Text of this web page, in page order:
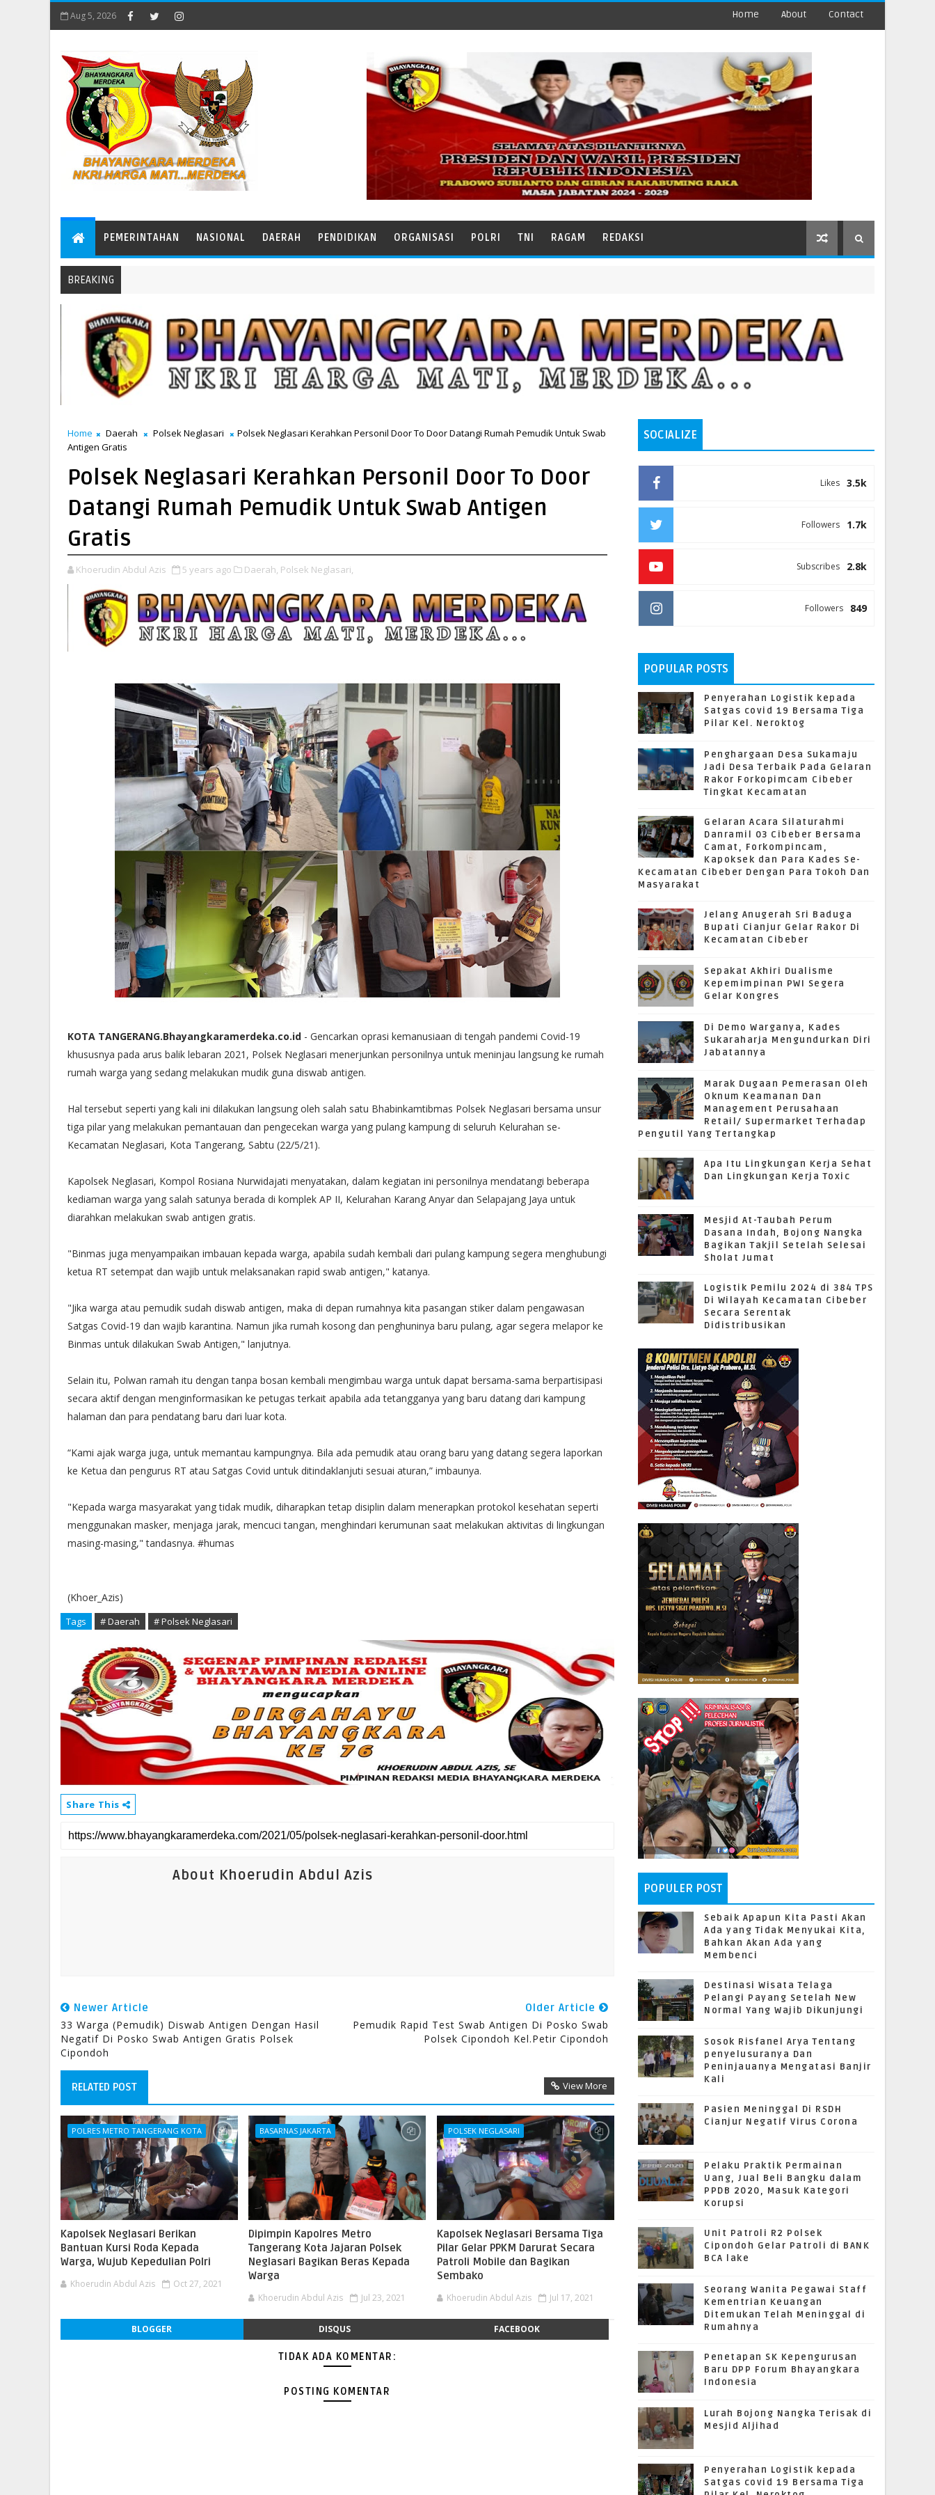
Aug 5, 2026 Home About Contact
PEMERINTAHAN NASIONAL DAERAH PENDIDIKAN ORGANISASI POLRI TNI RAGAM REDAKSI
BREAKING
Home Daerah Polsek Neglasari
Polsek Neglasari Kerahkan Personil Door To Door Datangi Rumah Pemudik Untuk Swab
Antigen Gratis
Polsek Neglasari Kerahkan Personil Door To Door
Datangi Rumah Pemudik Untuk Swab Antigen
Gratis
Khoerudin Abdul Azis 5 years ago Daerah, Polsek Neglasari,
KOTA TANGERANG.Bhayangkaramerdeka.co.id - Gencarkan oprasi kemanusiaan di tengah pandemi Covid-19
khususnya pada arus balik lebaran 2021, Polsek Neglasari menerjunkan personilnya untuk meninjau langsung ke rumah
rumah warga yang sedang melakukan mudik guna diswab antigen.
Hal tersebut seperti yang kali ini dilakukan langsung oleh salah satu Bhabinkamtibmas Polsek Neglasari bersama unsur
tiga pilar yang melakukan pemantauan dan pengecekan warga yang pulang kampung di seluruh Kelurahan se-
Kecamatan Neglasari, Kota Tangerang, Sabtu (22/5/21).
Kapolsek Neglasari, Kompol Rosiana Nurwidajati menyatakan, dalam kegiatan ini personilnya mendatangi beberapa
kediaman warga yang salah satunya berada di komplek AP II, Kelurahan Karang Anyar dan Selapajang Jaya untuk
diarahkan melakukan swab antigen gratis.
"Binmas juga menyampaikan imbauan kepada warga, apabila sudah kembali dari pulang kampung segera menghubungi
ketua RT setempat dan wajib untuk melaksanakan rapid swab antigen," katanya.
"Jika warga atau pemudik sudah diswab antigen, maka di depan rumahnya kita pasangan stiker dalam pengawasan
Satgas Covid-19 dan wajib karantina. Namun jika rumah kosong dan penghuninya baru pulang, agar segera melapor ke
Binmas untuk dilakukan Swab Antigen," lanjutnya.
Selain itu, Polwan ramah itu dengan tanpa bosan kembali mengimbau warga untuk dapat bersama-sama berpartisipasi
secara aktif dengan menginformasikan ke petugas terkait apabila ada tetangganya yang baru datang dari kampung
halaman dan para pendatang baru dari luar kota.
“Kami ajak warga juga, untuk memantau kampungnya. Bila ada pemudik atau orang baru yang datang segera laporkan
ke Ketua dan pengurus RT atau Satgas Covid untuk ditindaklanjuti sesuai aturan,” imbaunya.
"Kepada warga masyarakat yang tidak mudik, diharapkan tetap disiplin dalam menerapkan protokol kesehatan seperti
menggunakan masker, menjaga jarak, mencuci tangan, menghindari kerumunan saat melakukan aktivitas di lingkungan
masing-masing," tandasnya. #humas
(Khoer_Azis)
Tags # Daerah # Polsek Neglasari
Share This
About Khoerudin Abdul Azis
Newer Article
33 Warga (Pemudik) Diswab Antigen Dengan Hasil
Negatif Di Posko Swab Antigen Gratis Polsek
Cipondoh
Older Article
Pemudik Rapid Test Swab Antigen Di Posko Swab
Polsek Cipondoh Kel.Petir Cipondoh
RELATED POST View More
POLRES METRO TANGERANG KOTA
Kapolsek Neglasari Berikan
Bantuan Kursi Roda Kepada
Warga, Wujub Kepedulian Polri
Khoerudin Abdul Azis Oct 27, 2021
BASARNAS JAKARTA
Dipimpin Kapolres Metro
Tangerang Kota Jajaran Polsek
Neglasari Bagikan Beras Kepada
Warga
Khoerudin Abdul Azis Jul 23, 2021
POLSEK NEGLASARI
Kapolsek Neglasari Bersama Tiga
Pilar Gelar PPKM Darurat Secara
Patroli Mobile dan Bagikan
Sembako
Khoerudin Abdul Azis Jul 17, 2021
BLOGGER DISQUS FACEBOOK
TIDAK ADA KOMENTAR:
POSTING KOMENTAR
SOCIALIZE
3.5k
Likes
1.7k
Followers
2.8k
Subscribes
849
Followers
POPULAR POSTS
Penyerahan Logistik kepada
Satgas covid 19 Bersama Tiga
Pilar Kel. Neroktog
Penghargaan Desa Sukamaju
Jadi Desa Terbaik Pada Gelaran
Rakor Forkopimcam Cibeber
Tingkat Kecamatan
Gelaran Acara Silaturahmi
Danramil 03 Cibeber Bersama
Camat, Forkompincam,
Kapoksek dan Para Kades Se-
Kecamatan Cibeber Dengan Para Tokoh Dan
Masyarakat
Jelang Anugerah Sri Baduga
Bupati Cianjur Gelar Rakor Di
Kecamatan Cibeber
Sepakat Akhiri Dualisme
Kepemimpinan PWI Segera
Gelar Kongres
Di Demo Warganya, Kades
Sukaraharja Mengundurkan Diri
Jabatannya
Marak Dugaan Pemerasan Oleh
Oknum Keamanan Dan
Management Perusahaan
Retail/ Supermarket Terhadap
Pengutil Yang Tertangkap
Apa Itu Lingkungan Kerja Sehat
Dan Lingkungan Kerja Toxic
Mesjid At-Taubah Perum
Dasana Indah, Bojong Nangka
Bagikan Takjil Setelah Selesai
Sholat Jumat
Logistik Pemilu 2024 di 384 TPS
Di Wilayah Kecamatan Cibeber
Secara Serentak
Didistribusikan
POPULER POST
Sebaik Apapun Kita Pasti Akan
Ada yang Tidak Menyukai Kita,
Bahkan Akan Ada yang
Membenci
Destinasi Wisata Telaga
Pelangi Payang Setelah New
Normal Yang Wajib Dikunjungi
Sosok Risfanel Arya Tentang
penyelusuranya Dan
Peninjauanya Mengatasi Banjir
Kali
Pasien Meninggal Di RSDH
Cianjur Negatif Virus Corona
Pelaku Praktik Permainan
Uang, Jual Beli Bangku dalam
PPDB 2020, Masuk Kategori
Korupsi
Unit Patroli R2 Polsek
Cipondoh Gelar Patroli di BANK
BCA lake
Seorang Wanita Pegawai Staff
Kementrian Keuangan
Ditemukan Telah Meninggal di
Rumahnya
Penetapan SK Kepengurusan
Baru DPP Forum Bhayangkara
Indonesia
Lurah Bojong Nangka Terisak di
Mesjid Aljihad
Penyerahan Logistik kepada
Satgas covid 19 Bersama Tiga